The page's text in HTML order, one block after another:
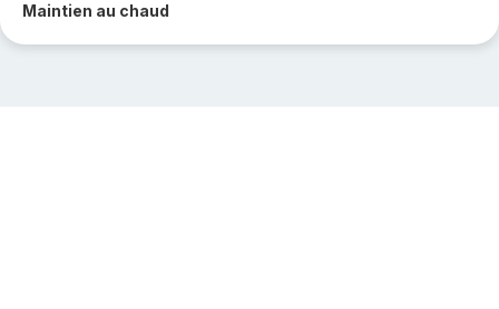
Maintien au chaud